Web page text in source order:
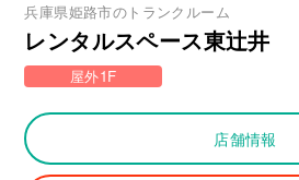
兵庫県姫路市のトランクルーム
レンタルスペース東辻井
屋外1F
店舗情報